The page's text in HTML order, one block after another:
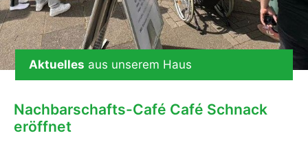
Aktuelles aus unserem Haus
Nachbarschafts-Café Café Schnack
eröffnet